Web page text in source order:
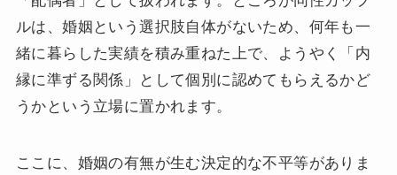
ルは、婚姻という選択肢自体がないため、何年も一
緒に暮らした実績を積み重ねた上で、ようやく「内
縁に準ずる関係」として個別に認めてもらえるかど
うかという立場に置かれます。
ここに、婚姻の有無が生む決定的な不平等がありま